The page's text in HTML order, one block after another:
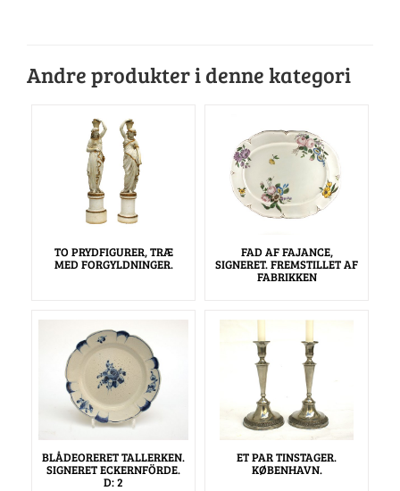
Andre produkter i denne kategori
TO PRYDFIGURER, TRÆ
MED FORGYLDNINGER.
FAD AF FAJANCE,
SIGNERET. FREMSTILLET AF
FABRIKKEN
BLÅDEORERET TALLERKEN.
SIGNERET ECKERNFÖRDE.
D: 2
ET PAR TINSTAGER.
KØBENHAVN.